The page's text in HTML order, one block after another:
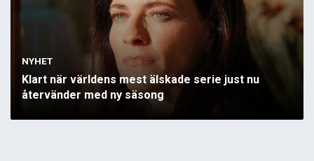
NYHET
Klart när världens mest älskade serie just nu
återvänder med ny säsong